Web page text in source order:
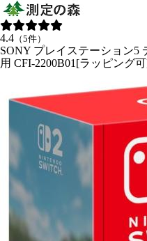
4.4 （5件）
SONY プレイステーション5
用 CFI-2200B01[ラッピング